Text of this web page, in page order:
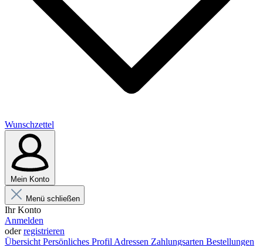
Wunschzettel
Mein Konto
Menü schließen
Ihr Konto
Anmelden
oderregistrieren
Übersicht Persönliches Profil Adressen Zahlungsarten Bestellungen